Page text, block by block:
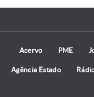
Acervo PME
Agência Estado